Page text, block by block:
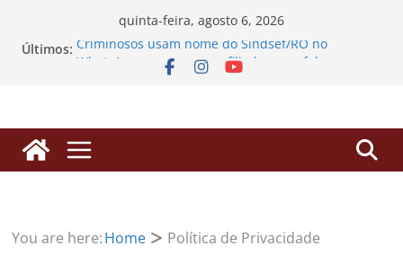
quinta-feira, agosto 6, 2026
Últimos: Criminosos usam nome do Sindsef/RO no
WhatsApp para enganar filiados com falsos
aposentadorias de professores transpostos
EDITAL DE CONVOCAÇÃO – ASSEMBLEIA GERAL
EXTRAORDINÁRIA
SINDSEF/RO Convoca Servidores e Herdeiros para
You are here:Home Política de Privacidade